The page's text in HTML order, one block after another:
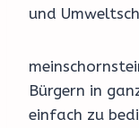
und
Bürgern in
einfach zu